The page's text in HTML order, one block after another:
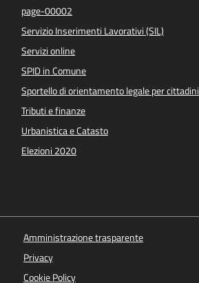
page-00002
Servizio Inserimenti Lavorativi (SIL)
Servizi online
SPID in Comune
Sportello di orientamento legale per cittadini
Tributi e finanze
Urbanistica e Catasto
Elezioni 2020
Amministrazione trasparente
Privacy
Cookie Policy